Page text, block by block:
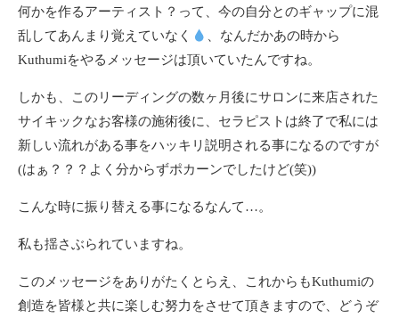
何かを作るアーティスト？って、今の自分とのギャップに混
乱してあんまり覚えていなく
、なんだかあの時から
Kuthumiをやるメッセージは頂いていたんですね。
しかも、このリーディングの数ヶ月後にサロンに来店された
サイキックなお客様の施術後に、セラピストは終了で私には
新しい流れがある事をハッキリ説明される事になるのですが
(はぁ？？？よく分からずポカーンでしたけど(笑))
こんな時に振り替える事になるなんて…。
私も揺さぶられていますね。
このメッセージをありがたくとらえ、これからもKuthumiの
創造を皆様と共に楽しむ努力をさせて頂きますので、どうぞ